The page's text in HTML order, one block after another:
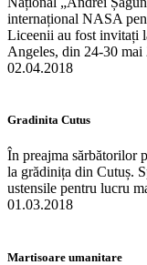
internațional NASA
Liceenii au fost invitați
Angeles, din 24-30 mai
02.04.2018
Gradinita Cutus
În preajma sărbătorilor
la grădinița din Cutuș.
ustensile pentru lucru
01.03.2018
Martisoare umanitare